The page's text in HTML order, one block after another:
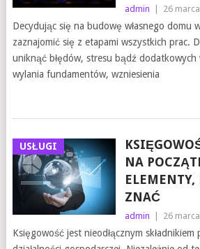
admin 26
Decydując się na budowę własnego domu
zaznajomić się z etapami wszystkich prac.
uniknąć błędów, stresu bądź
wylania fundamentów, wzniesienia
USŁUGI
NA
ELEMENTY,
ZNAĆ
admin 26
Księgowość jest nieodłącznym składnikiem